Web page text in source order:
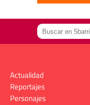
Actualidad
Reportajes
Personajes